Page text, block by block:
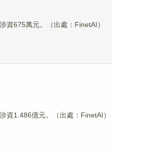
資675萬元。（出處：FinetAI）
資1.486億元。（出處：FinetAI）